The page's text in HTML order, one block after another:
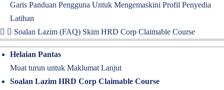
Garis Panduan Pengguna Untuk Mengemaskini Profil Penyedia
Latihan
Soalan Lazim (FAQ) Skim HRD Corp Claimable Course
Helaian Pantas
Muat turun untuk Maklumat Lanjut
Soalan Lazim HRD Corp Claimable Course